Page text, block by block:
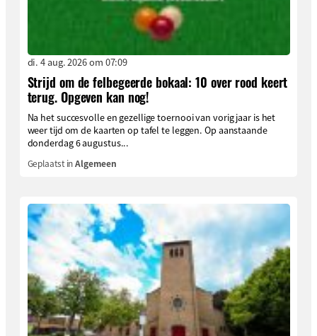
di. 4 aug. 2026 om 07:09
Strijd om de felbegeerde bokaal: 10 over rood keert
terug. Opgeven kan nog!
Na het succesvolle en gezellige toernooi van vorig jaar is het
weer tijd om de kaarten op tafel te leggen. Op aanstaande
donderdag 6 augustus...
Geplaatst inAlgemeen